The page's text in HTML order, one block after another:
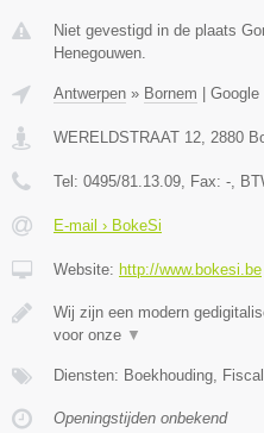
Niet gevestigd in de plaats
Henegouwen.
Antwerpen » Bornem Google
WERELDSTRAAT 12 2880
Tel: 0495/81.13.09 , Fax: - ,
E-mail › BokeSi
Website: http://www.bokesi.be
Wij zijn een modern
voor onze ▼
Diensten: Boekhouding,
Openingstijden onbekend